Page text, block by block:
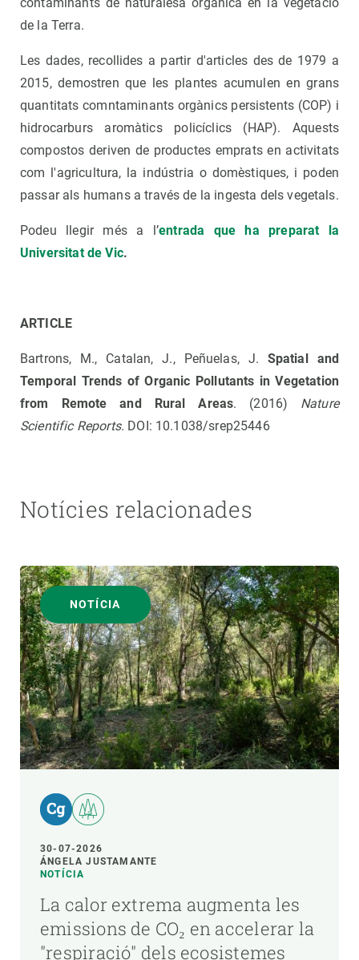
de la Terra.
Les dades, recollides a partir d'articles des de 1979 a
2015, demostren que les plantes acumulen en grans
quantitats comntaminants orgànics persistents (COP) i
hidrocarburs aromàtics policíclics (HAP). Aquests
compostos deriven de productes emprats en activitats
com l'agricultura, la indústria o domèstiques, i poden
passar als humans a través de la ingesta dels vegetals.
Podeu llegir més a l’entrada que ha preparat la
Universitat de Vic.
ARTICLE
Bartrons, M., Catalan, J., Peñuelas, J. Spatial and
Temporal Trends of Organic Pollutants in Vegetation
from Remote and Rural Areas. (2016) Nature
Scientific Reports. DOI: 10.1038/srep25446
Notícies relacionades
NOTÍCIA
30-07-2026
ÁNGELA JUSTAMANTE
NOTÍCIA
La calor extrema augmenta les
emissions de CO₂ en accelerar la
"respiració" dels ecosistemes